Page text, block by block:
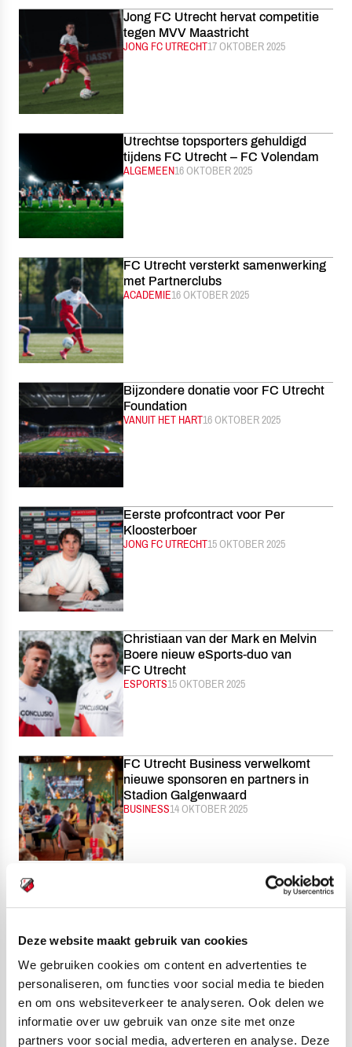
Deze website maakt gebruik van cookies
We gebruiken cookies om content en advertenties te
personaliseren, om functies voor social media te bieden
en om ons websiteverkeer te analyseren. Ook delen we
informatie over uw gebruik van onze site met onze
partners voor social media, adverteren en analyse. Deze
Jong FC Utrecht hervat competitie
tegen MVV Maastricht
CATEGORIE:
JONG FC UTRECHTGEPUBLICEERD:
17 OKTOBER 2025
Utrechtse topsporters gehuldigd
tijdens FC Utrecht – FC Volendam
CATEGORIE:
ALGEMEENGEPUBLICEERD:
16 OKTOBER 2025
FC Utrecht versterkt samenwerking
met Partnerclubs
CATEGORIE:
ACADEMIEGEPUBLICEERD:
16 OKTOBER 2025
Bijzondere donatie voor FC Utrecht
Foundation
CATEGORIE:
VANUIT HET HARTGEPUBLICEERD:
16 OKTOBER 2025
Eerste profcontract voor Per
Kloosterboer
CATEGORIE:
JONG FC UTRECHTGEPUBLICEERD:
15 OKTOBER 2025
Christiaan van der Mark en Melvin
Boere nieuw eSports-duo van
FC Utrecht
CATEGORIE:
ESPORTSGEPUBLICEERD:
15 OKTOBER 2025
FC Utrecht Business verwelkomt
nieuwe sponsoren en partners in
Stadion Galgenwaard
CATEGORIE:
BUSINESSGEPUBLICEERD:
14 OKTOBER 2025
De agenda van de Academie: week
FC Twente Vrouwen - FC Utrecht
Vrouwen | HIGHLIGHTS
CATEGORIE:
VROUWEN GEPUBLICEERD:
13 OKTOBER 2025